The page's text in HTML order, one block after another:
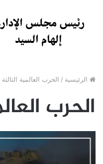
الرئيسية / الحرب العالمية الثالثة
الحرب